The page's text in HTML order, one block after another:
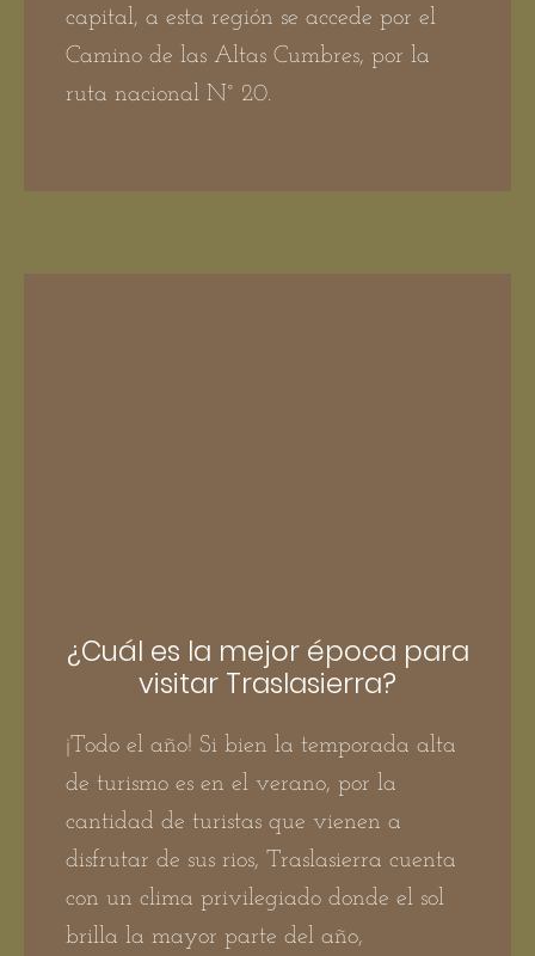
capital, a esta región se accede por el
Camino de las Altas Cumbres, por la
ruta nacional N° 20.
¿Cuál es la mejor época para
visitar Traslasierra?
¡Todo el año! Si bien la temporada alta
de turismo es en el verano, por la
cantidad de turistas que vienen a
disfrutar de sus rios, Traslasierra cuenta
con un clima privilegiado donde el sol
brilla la mayor parte del año,